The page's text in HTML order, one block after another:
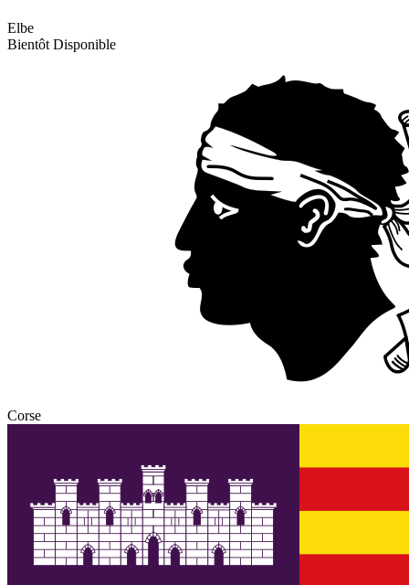
Elbe
Bientôt Disponible
Corse